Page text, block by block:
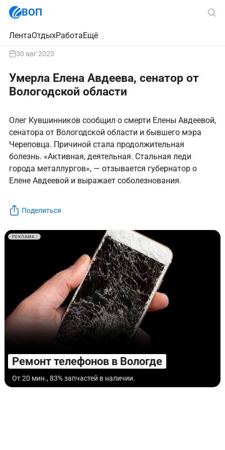
ВОП
ЛентаОтдыхРаботаЕщё
30 авг 2023
Умерла Елена Авдеева, сенатор от
Вологодской области
Олег Кувшинников сообщил о смерти Елены Авдеевой,
сенатора от Вологодской области и бывшего мэра
Череповца. Причиной стала продолжительная
болезнь. «Активная, деятельная. Стальная леди
города металлургов», — отзывается губернатор о
Елене Авдеевой и выражает соболезнования.
Поделиться
РЕКЛАМА
Ремонт телефонов в Вологде
От 20 мин., 83% запчастей в наличии.